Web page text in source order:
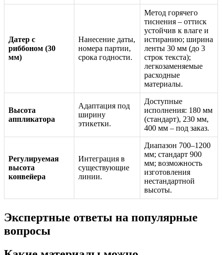
Датер с
риббоном (30
мм)
Нанесение даты,
номера партии,
срока годности.
Метод горячего
тиснения – оттиск
устойчив к влаге и
истиранию; ширина
ленты 30 мм (до 3
строк текста);
легкозаменяемые
расходные
материалы.
Высота
аппликатора
Адаптация под
ширину
этикетки.
Доступные
исполнения: 180 мм
(стандарт), 230 мм,
400 мм – под заказ.
Регулируемая
высота
конвейера
Интеграция в
существующие
линии.
Диапазон 700–1200
мм; стандарт 900
мм; возможность
изготовления
нестандартной
высоты.
Экспертные ответы на популярные
вопросы